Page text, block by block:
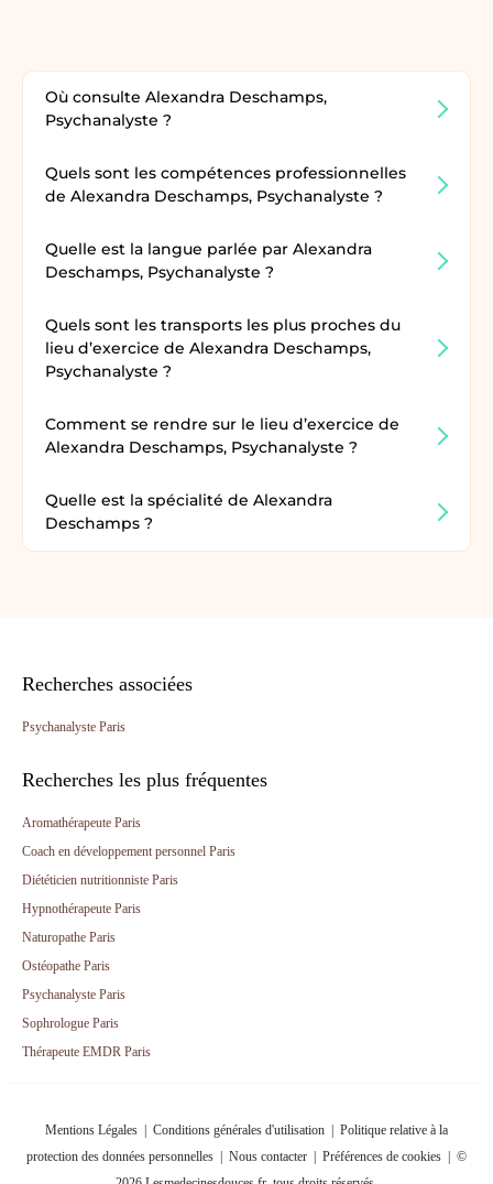
Où consulte Alexandra Deschamps,
Psychanalyste ?
Quels sont les compétences professionnelles
de Alexandra Deschamps, Psychanalyste ?
Quelle est la langue parlée par Alexandra
Deschamps, Psychanalyste ?
Quels sont les transports les plus proches du
lieu d’exercice de Alexandra Deschamps,
Psychanalyste ?
Comment se rendre sur le lieu d’exercice de
Alexandra Deschamps, Psychanalyste ?
Quelle est la spécialité de Alexandra
Deschamps ?
Recherches associées
Psychanalyste Paris
Recherches les plus fréquentes
Aromathérapeute Paris
Coach en développement personnel Paris
Diététicien nutritionniste Paris
Hypnothérapeute Paris
Naturopathe Paris
Ostéopathe Paris
Psychanalyste Paris
Sophrologue Paris
Thérapeute EMDR Paris
Mentions Légales | Conditions générales d'utilisation | Politique relative à la
protection des données personnelles | Nous contacter | Préférences de cookies | ©